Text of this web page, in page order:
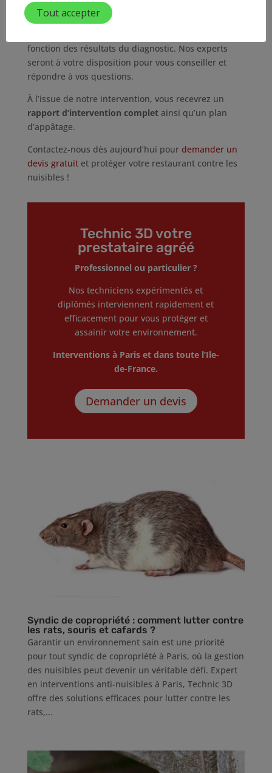
ainsi que les zones de passage.
fonction des résultats du diagnostic. Nos experts
seront à votre disposition pour vous conseiller et
répondre à vos questions.
À l’issue de notre intervention, vous recevrez un
rapport d’intervention complet ainsi qu’un plan
d’appâtage.
Contactez-nous dès aujourd’hui pour demander un
devis gratuitet protéger votre restaurant contre les
nuisibles !
Technic 3D votre
prestataire agréé
Professionnel ou particulier ?
Nos techniciens expérimentés et
diplômés interviennent rapidement et
efficacement pour vous protéger et
assainir votre environnement.
Interventions à Paris et dans toute l’Ile-
de-France.
Demander un devis
Syndic de copropriété : comment lutter contre
les rats, souris et cafards ?
Garantir un environnement sain est une priorité
pour tout syndic de copropriété à Paris, où la gestion
des nuisibles peut devenir un véritable défi. Expert
en interventions anti-nuisibles à Paris, Technic 3D
offre des solutions efficaces pour lutter contre les
rats,...
Tout accepter